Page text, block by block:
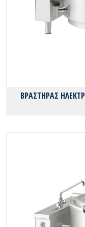
ΒΡΑΣΤΗΡΑΣ